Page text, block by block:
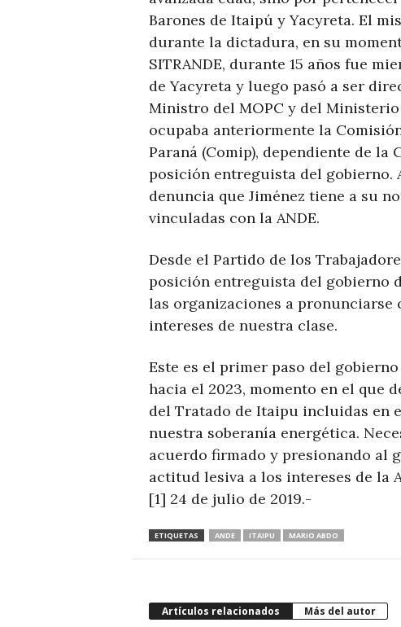
Barones de Itaipú y Yacyreta. El
durante la dictadura, en su
SITRANDE, durante 15 años fue
de Yacyreta y luego pasó a ser
Ministro del MOPC y del
ocupaba anteriormente la
Paraná (Comip), dependiente de la
posición entreguista del gobierno.
denuncia que Jiménez tiene a su
vinculadas con la ANDE.
Desde el Partido de los
posición entreguista del gobierno
las organizaciones a
intereses de nuestra clase.
Este es el primer paso del
hacia el 2023, momento en el que
del Tratado de Itaipu incluidas en
nuestra soberanía energética.
acuerdo firmado y presionando al
actitud lesiva a los intereses de la
[1] 24 de julio de 2019.-
ETIQUETAS ANDE ITAIPU MARIO ABDO
Artículos relacionados Más del autor